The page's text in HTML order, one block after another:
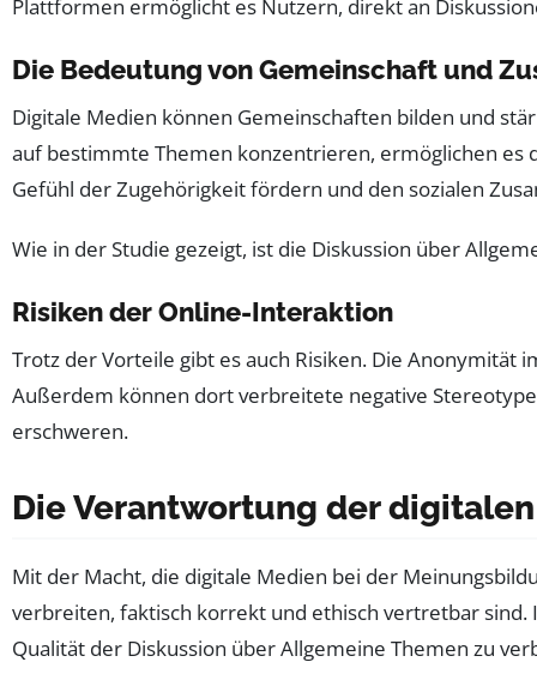
Plattformen ermöglicht es Nutzern, direkt an
Die Bedeutung von Gemeinschaft und
Digitale Medien können Gemeinschaften bilden und
auf bestimmte Themen konzentrieren, ermöglichen es
Gefühl der Zugehörigkeit fördern und den sozialen
Wie in der Studie gezeigt, ist die Diskussion über
Risiken der Online-Interaktion
Trotz der Vorteile gibt es auch Risiken. Die Anonymität
Außerdem können dort verbreitete negative
erschweren.
Die Verantwortung der
Mit der Macht, die digitale Medien bei der
verbreiten, faktisch korrekt und ethisch vertretbar
Qualität der Diskussion über Allgemeine Themen zu